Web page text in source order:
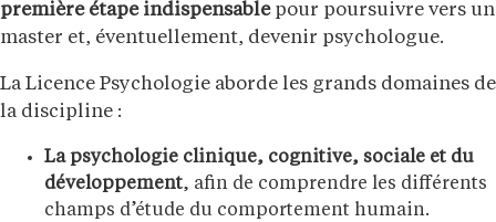
première étape indispensablepour poursuivre vers un
master et, éventuellement, devenir psychologue.
La Licence Psychologie aborde les grands domaines de
la discipline :
La psychologie clinique, cognitive, sociale et du
développement, afin de comprendre les différents
champs d’étude du comportement humain.